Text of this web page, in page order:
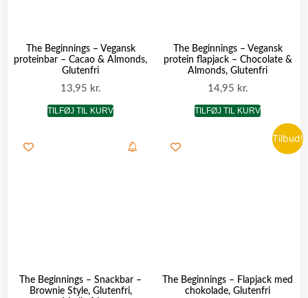
The Beginnings – Vegansk
proteinbar – Cacao & Almonds,
Glutenfri
13,95 kr.
TILFØJ TIL KURV
The Beginnings – Vegansk
protein flapjack – Chocolate &
Almonds, Glutenfri
14,95 kr.
TILFØJ TIL KURV
The Beginnings – Snackbar –
Brownie Style, Glutenfri,
Tilbud!
The Beginnings – Flapjack med
chokolade, Glutenfri